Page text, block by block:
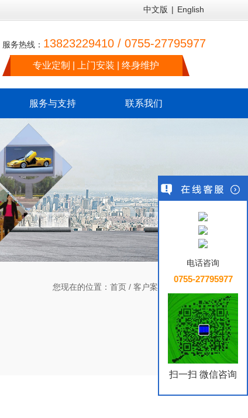
中文版 | English
服务热线： 13823229410 / 0755-27795977
专业定制 | 上门安装 | 终身维护
服务与支持 联系我们
您现在的位置： 首页 / 客户案例
电话咨询
0755-27795977
扫一扫 微信咨询